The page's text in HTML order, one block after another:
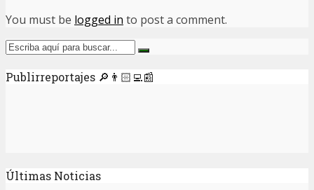
You must be logged in to post a comment.
Publirreportajes 🔎👨🏻‍💻📰
Últimas Noticias